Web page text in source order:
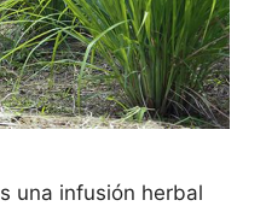
una infusión herbal